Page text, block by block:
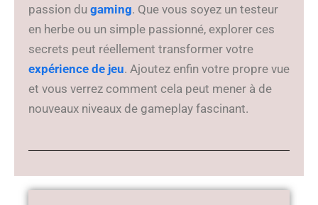
passion du gaming. Que vous soyez un testeur
en herbe ou un simple passionné, explorer ces
secrets peut réellement transformer votre
expérience de jeu. Ajoutez enfin votre propre vue
et vous verrez comment cela peut mener à de
nouveaux niveaux de gameplay fascinant.